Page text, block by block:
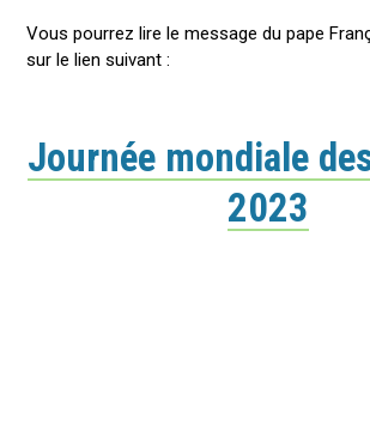
Vous pourrez lire le message du pape
sur le lien suivant :
Journée mondiale
2023